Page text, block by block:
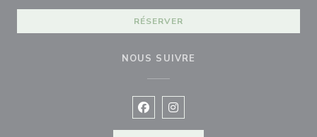
RÉSERVER
NOUS SUIVRE
Facebook ((ouvre une nouvelle
Instagram ((ouvre une